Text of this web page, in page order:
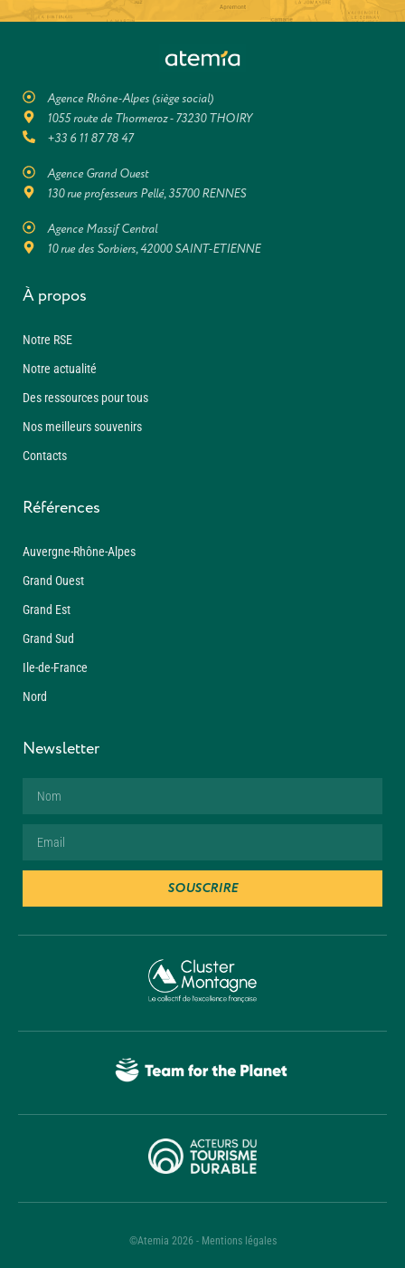
Agence Rhône-Alpes (siège social)
1055 route de Thormeroz - 73230 THOIRY
+33 6 11 87 78 47
Agence Grand Ouest
130 rue professeurs Pellé, 35700 RENNES
Agence Massif Central
10 rue des Sorbiers, 42000 SAINT-ETIENNE
À propos
Notre RSE
Notre actualité
Des ressources pour tous
Nos meilleurs souvenirs
Contacts
Références
Auvergne-Rhône-Alpes
Grand Ouest
Grand Est
Grand Sud
Ile-de-France
Nord
Newsletter
SOUSCRIRE
©Atemia 2026 - Mentions légales